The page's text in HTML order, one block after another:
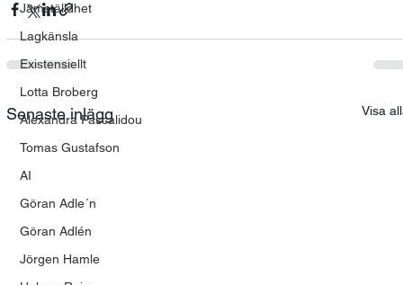
Jämställdhet
Lagkänsla
Existensiellt
Lotta Broberg
Alexandra Pascalidou
Tomas Gustafson
AI
Göran Adle´n
Göran Adlén
Jörgen Hamle
Senaste inlägg Visa